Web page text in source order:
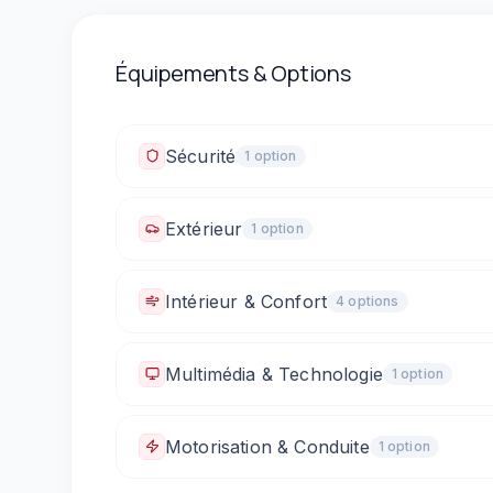
Équipements & Options
Sécurité 1 option
Fixations ISOFIX
Extérieur 1 option
Rétroviseurs électriques
Intérieur & Confort 4 options
Climatisation automatique
Sièges arrière rabattables (1/3 - 2/3)
Multimédia & Technologie 1 option
Prise 12V / allume-cigare
Motorisation & Conduite 1 option